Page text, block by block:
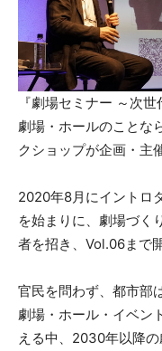
『劇場セミナー ～次
劇場・ホールのことな
クショップが企画・主
2020年8月にイントロ
を始まりに、劇場づく
者を招き、Vol.06まで
官民を問わず、都市部
劇場・ホール・イベン
える中、2030年以降